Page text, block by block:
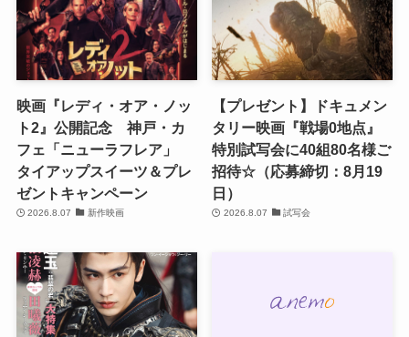
映画『レディ・オア・ノッ
ト2』公開記念 神戸・カ
フェ「ニューラフレア」
タイアップスイーツ＆プレ
ゼントキャンペーン
2026.8.07 新作映画
【プレゼント】ドキュメン
タリー映画『戦場0地点』
特別試写会に40組80名様ご
招待☆（応募締切：8月19
日）
2026.8.07 試写会